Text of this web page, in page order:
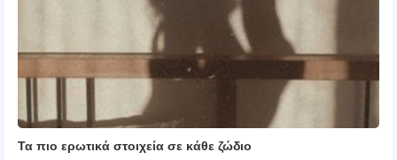
Τα πιο ερωτικά στοιχεία σε κάθε ζώδιο